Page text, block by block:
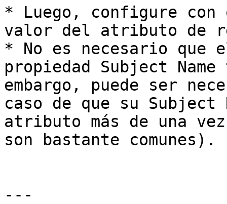
* Luego, configure con
valor del atributo de
* No es necesario que
propiedad Subject
embargo, puede ser
caso de que su Subject
atributo más de una
son bastante comunes).
---